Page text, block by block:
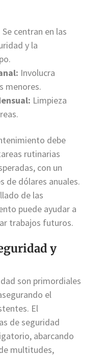
Se centran en las
y la
Involucra
menores.
Limpieza
debe
rutinarias
con un
de dólares anuales.
de las
puede ayudar a
trabajos futuros.
y
son primordiales
el
El
de seguridad
abarcando
multitudes,